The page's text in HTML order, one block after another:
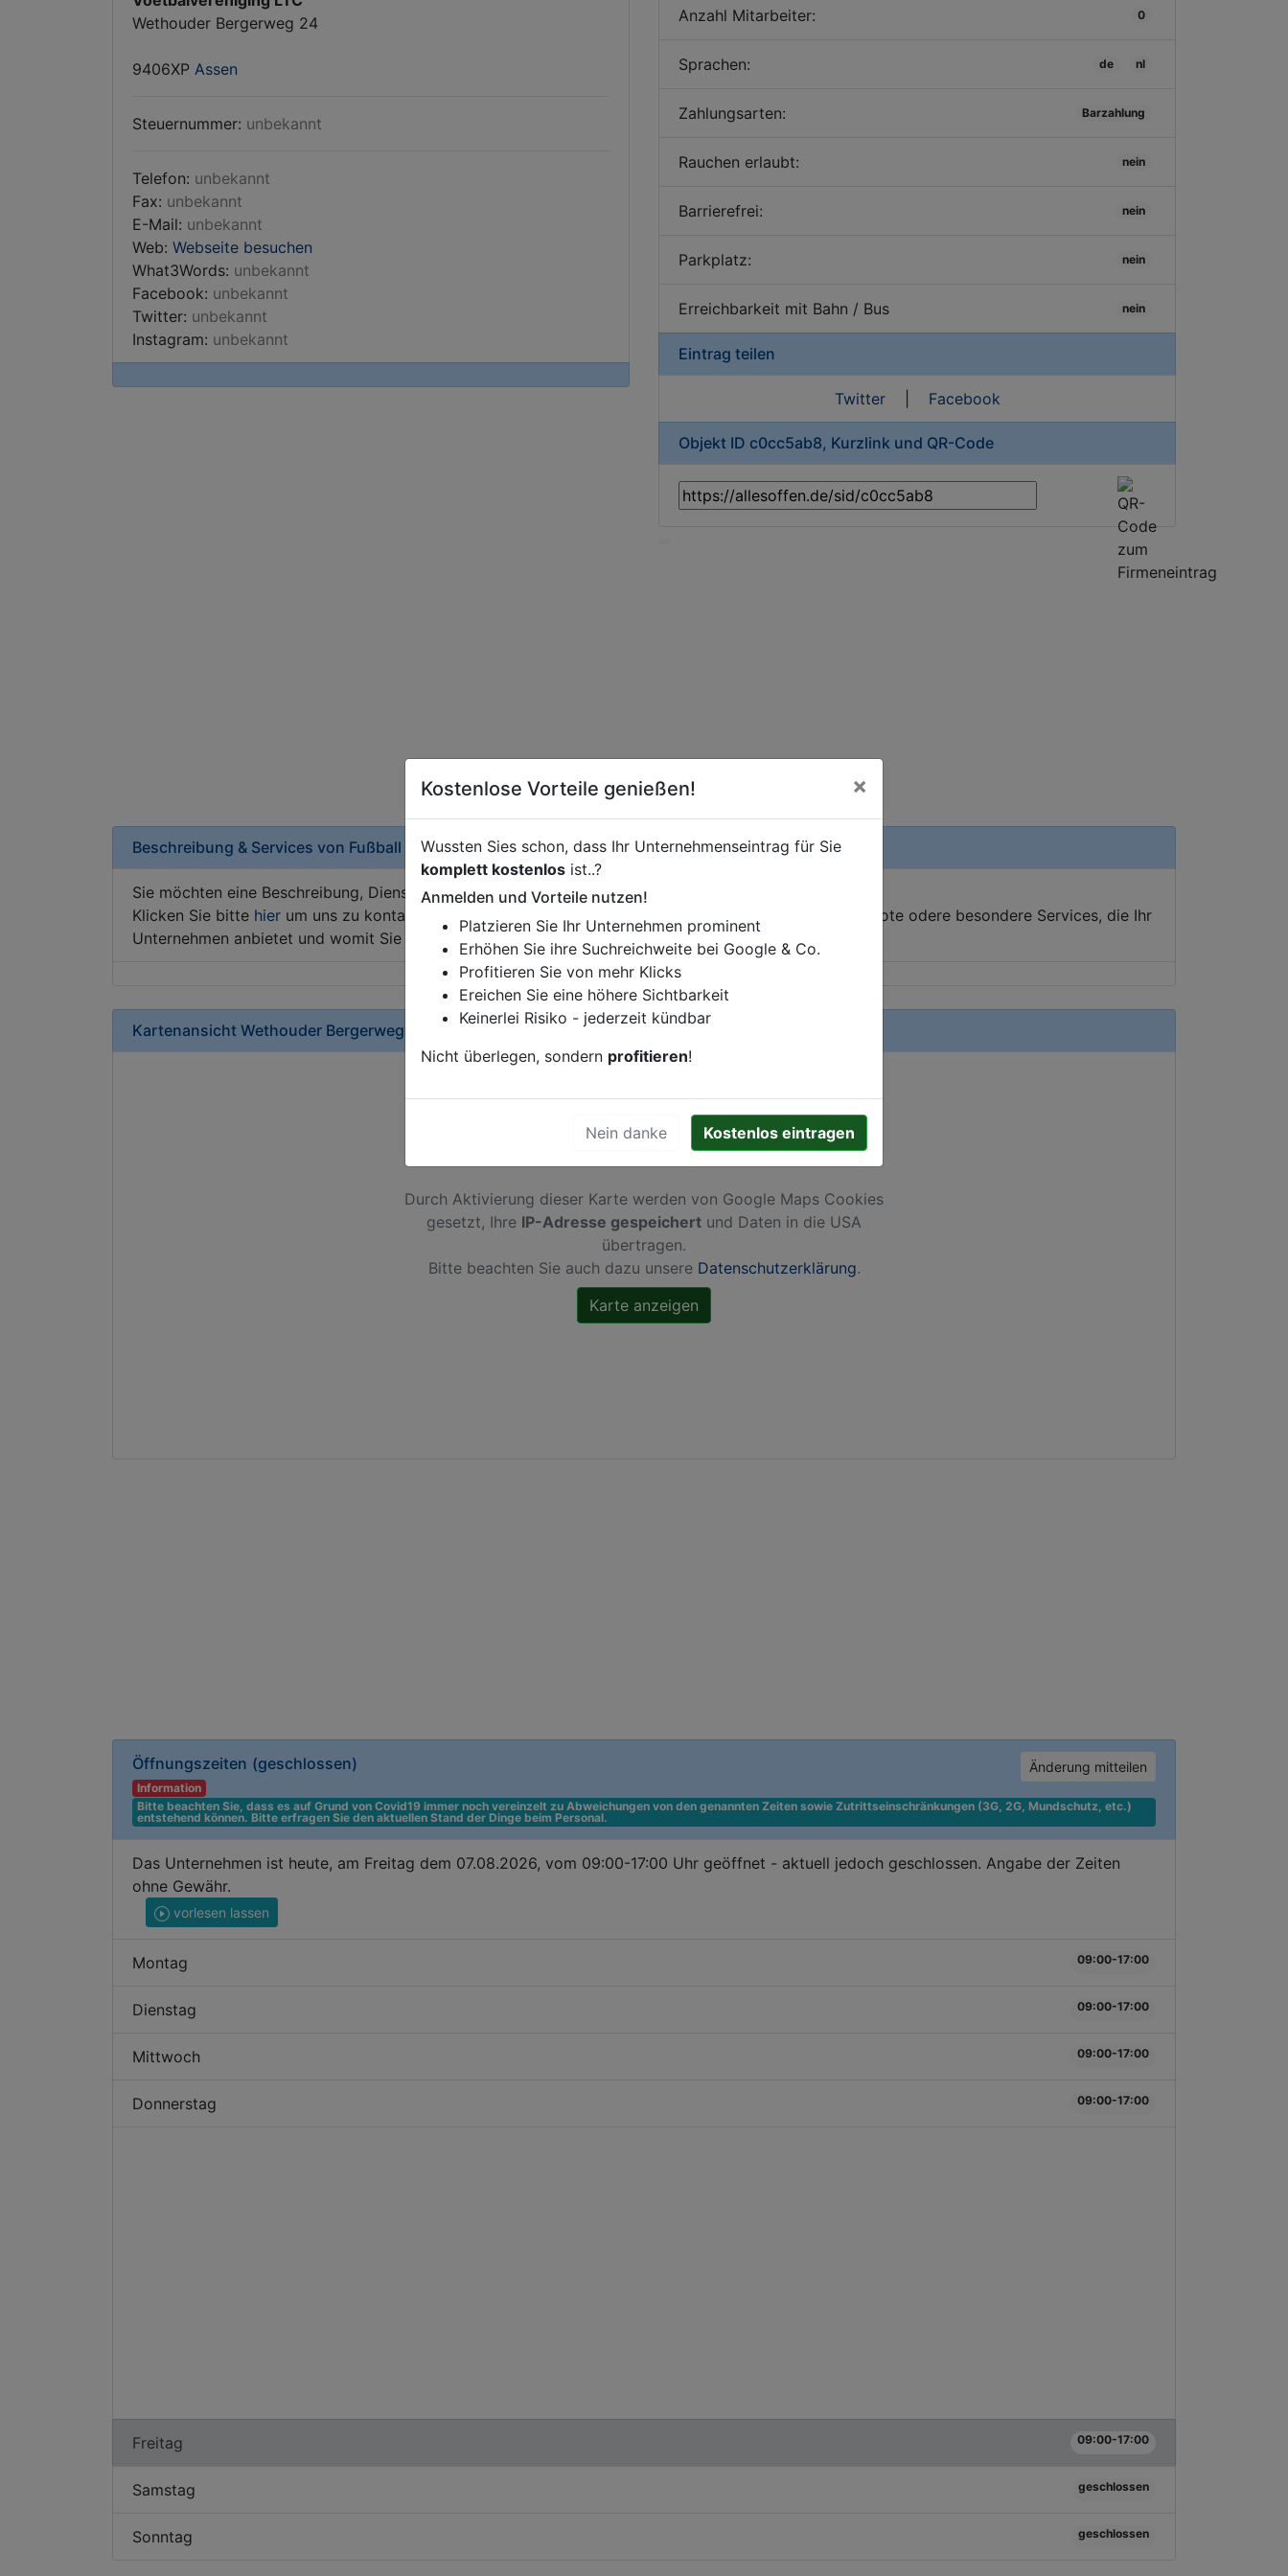
Wethouder Bergerweg 24
9406XP Assen
Steuernummer: unbekannt
Telefon: unbekannt
Fax: unbekannt
E-Mail: unbekannt
Web: Webseite besuchen
What3Words: unbekannt
Facebook: unbekannt
Twitter: unbekannt
Instagram: unbekannt
Öffnungszeiten (geschlossen) Änderung mitteilen
Information
Bitte beachten Sie, dass es auf Grund von Covid19 immer noch vereinzelt zu Abweichungen von den genannten Zeiten sowie Zutrittseinschränkungen (3G, 2G, Mundschutz, etc.)
entstehend können. Bitte erfragen Sie den aktuellen Stand der Dinge beim Personal.
Das Unternehmen ist heute, am Freitag dem 07.08.2026, vom 09:00-17:00 Uhr geöffnet - aktuell jedoch geschlossen. Angabe der Zeiten
ohne Gewähr.
vorlesen lassen
Montag 09:00-17:00
Dienstag 09:00-17:00
Mittwoch 09:00-17:00
Donnerstag 09:00-17:00
Freitag 09:00-17:00
Samstag geschlossen
Sonntag geschlossen
Anzahl Mitarbeiter: 0
Sprachen: de nl
Zahlungsarten: Barzahlung
Rauchen erlaubt: nein
Barrierefrei: nein
Parkplatz: nein
Erreichbarkeit mit Bahn / Bus nein
Eintrag teilen
Twitter| Facebook
Objekt ID c0cc5ab8, Kurzlink und QR-Code
Beschreibung & Services von Fußball
Sie möchten eine Beschreibung, Dienstleistung oder andere relevante Informationen hinzufügen?
Klicken Sie bitte hier um uns zu kontaktieren. Gerne erweitern wir Ihren Firmeneintrag um Sonderangebote odere besondere Services, die Ihr
Unternehmen anbietet und womit Sie sich von Ihren Wettbewerbern abheben.
Kartenansicht Wethouder Bergerweg 24 Assen
Durch Aktivierung dieser Karte werden von Google Maps Cookies
gesetzt, Ihre IP-Adresse gespeichert und Daten in die USA
übertragen.
Bitte beachten Sie auch dazu unsere Datenschutzerklärung.
Kostenlose Vorteile genießen! ×
Wussten Sies schon, dass Ihr Unternehmenseintrag für Sie
komplett kostenlos ist..?
Anmelden und Vorteile nutzen!
Platzieren Sie Ihr Unternehmen prominent
Erhöhen Sie ihre Suchreichweite bei Google & Co.
Profitieren Sie von mehr Klicks
Ereichen Sie eine höhere Sichtbarkeit
Keinerlei Risiko - jederzeit kündbar
Nicht überlegen, sondern profitieren!
Nein danke Kostenlos eintragen